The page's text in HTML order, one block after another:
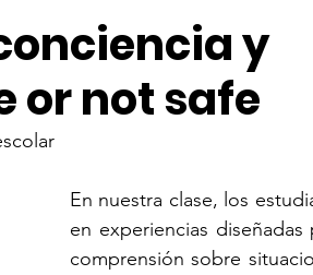
y
or not safe
En nuestra clase, los
en experiencias diseñadas
comprensión sobre